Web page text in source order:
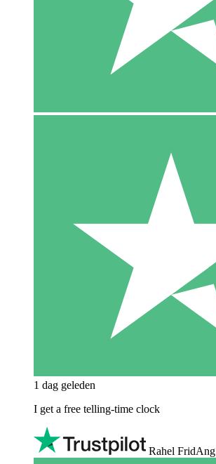
1 dag geleden
I get a free telling-time clock
Rahel FridAng